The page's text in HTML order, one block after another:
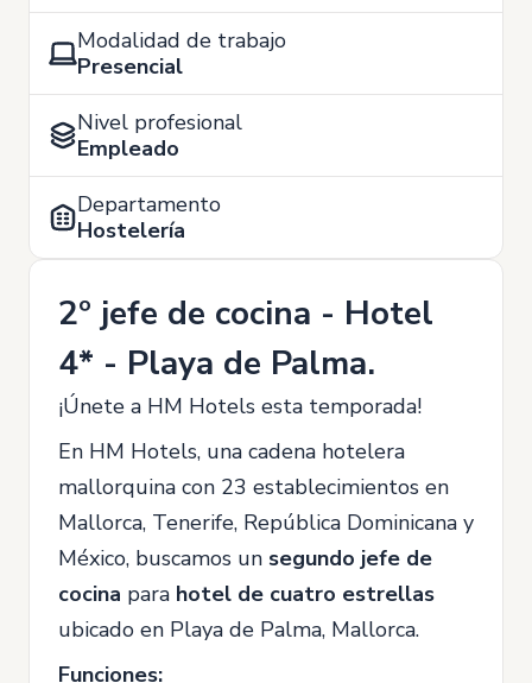
Modalidad de trabajo
Presencial
Nivel profesional
Empleado
Departamento
Hostelería
2º jefe de cocina - Hotel
4* - Playa de Palma.
¡Únete a HM Hotels esta temporada!
En HM Hotels, una cadena hotelera
mallorquina con 23 establecimientos en
Mallorca, Tenerife, República Dominicana y
México, buscamos un segundo jefe de
cocina para hotel de cuatro estrellas
ubicado en Playa de Palma, Mallorca.
Funciones: